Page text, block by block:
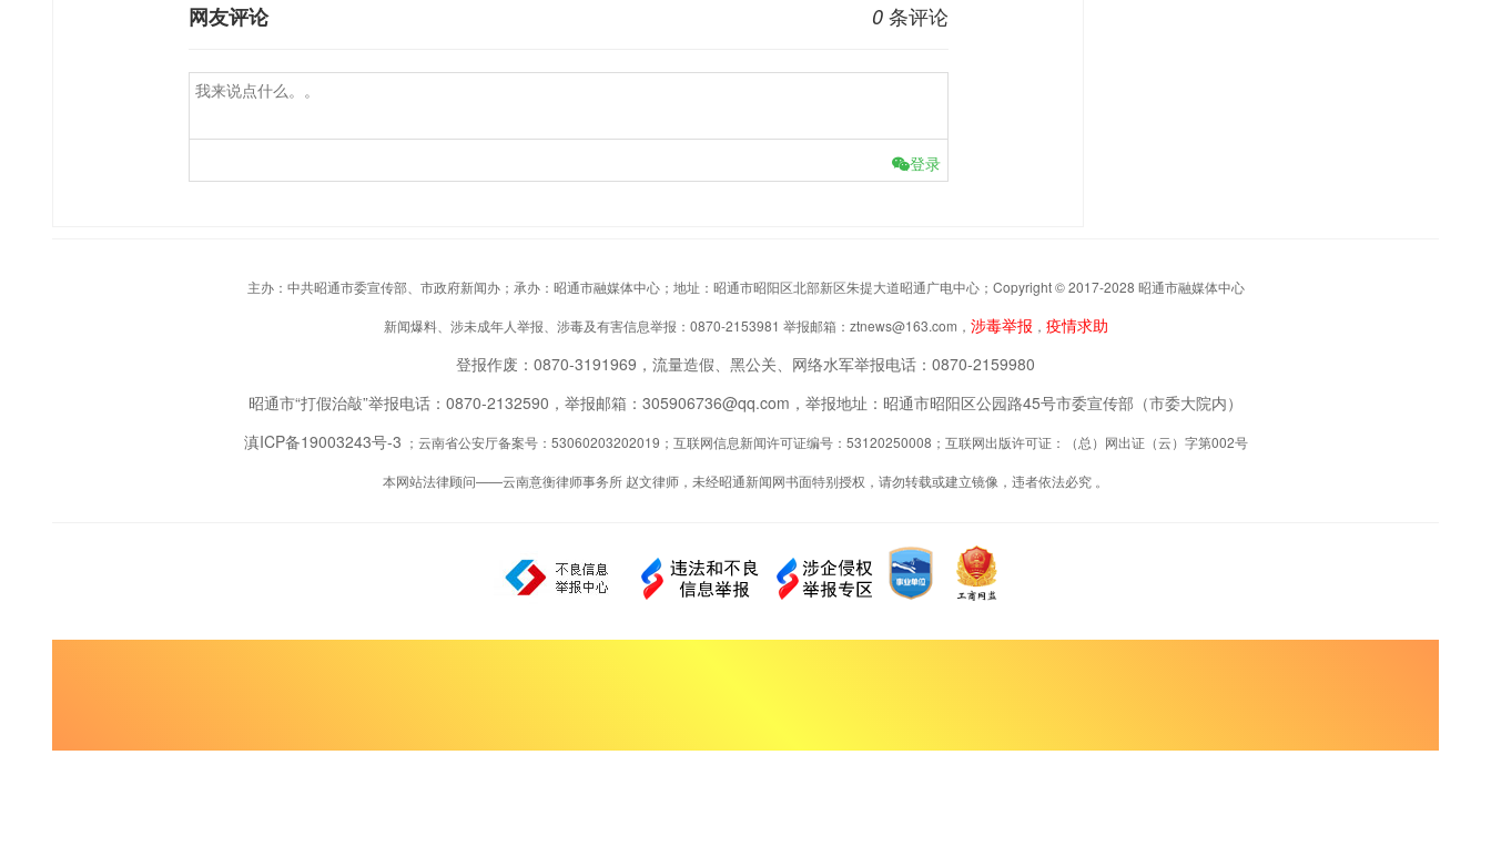
0条评论
网友评论
登录
主办：中共昭通市委宣传部、市政府新闻办；承办：昭通市融媒体中心；地址：昭通市昭阳区北部新区朱提大道昭通广电中心；Copyright © 2017-2028 昭通市融媒体中心
新闻爆料、涉未成年人举报、涉毒及有害信息举报：0870-2153981 举报邮箱：ztnews@163.com， 涉毒举报 ， 疫情求助
登报作废：0870-3191969，流量造假、黑公关、网络水军举报电话：0870-2159980
昭通市“打假治敲”举报电话：0870-2132590，举报邮箱：305906736@qq.com，举报地址：昭通市昭阳区公园路45号市委宣传部（市委大院内）
滇ICP备19003243号-3 ；云南省公安厅备案号：53060203202019；互联网信息新闻许可证编号：53120250008；互联网出版许可证：（总）网出证（云）字第002号
本网站法律顾问——云南意衡律师事务所 赵文律师，未经昭通新闻网书面特别授权，请勿转载或建立镜像，违者依法必究 。